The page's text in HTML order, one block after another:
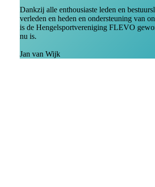
Dankzij alle enthousiaste leden en
verleden en heden en ondersteuning van
is de Hengelsportvereniging FLEVO
nu is.
Jan van Wijk